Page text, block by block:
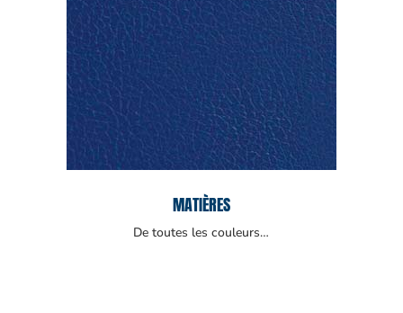
MATIÈRES
De toutes les couleurs…